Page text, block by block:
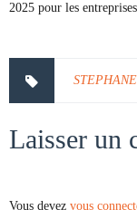
2025 pour les
Laisser un
Vous devez vous